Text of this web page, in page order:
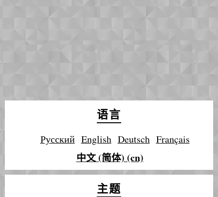
语言
Русский English Deutsch Français
中文 (简体) (cn)
主题